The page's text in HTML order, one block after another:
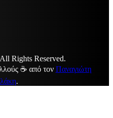
Rights Reserved.
☕ από τον Παναγιώτη
.